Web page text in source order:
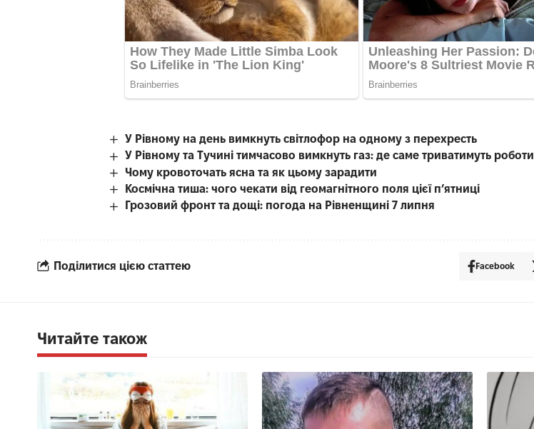
У Рівному на день вимкнуть світлофор на одному з перехресть
У Рівному та Тучині тимчасово вимкнуть газ: де саме триватимуть роботи
Чому кровоточать ясна та як цьому зарадити
Космічна тиша: чого чекати від геомагнітного поля цієї п’ятниці
Грозовий фронт та дощі: погода на Рівненщині 7 липня
Поділитися цією статтею Facebook
Читайте також